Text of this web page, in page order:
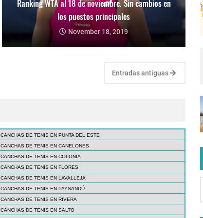
Ranking WTA al 18 de noviembre. Sin cambios en
los puestos principales
November 18, 2019
Entradas antiguas
CANCHAS DE TENIS EN PUNTA DEL ESTE
CANCHAS DE TENIS EN CANELONES
CANCHAS DE TENIS EN COLONIA
CANCHAS DE TENIS EN FLORES
CANCHAS DE TENIS EN LAVALLEJA
CANCHAS DE TENIS EN PAYSANDÚ
CANCHAS DE TENIS EN RIVERA
CANCHAS DE TENIS EN SALTO